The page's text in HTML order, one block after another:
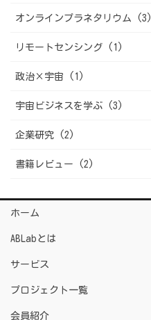
オンラインプラネタリウム (3)
リモートセンシング (1)
政治×宇宙 (1)
宇宙ビジネスを学ぶ (3)
企業研究 (2)
書籍レビュー (2)
ホーム
ABLabとは
サービス
プロジェクト一覧
会員紹介